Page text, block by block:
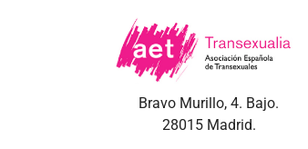
Bravo Murillo, 4. Bajo.
28015 Madrid.